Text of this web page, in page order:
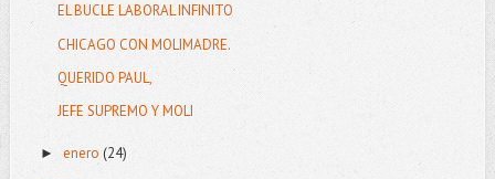
EL BUCLE LABORAL INFINITO
CHICAGO CON MOLIMADRE.
QUERIDO PAUL,
JEFE SUPREMO Y MOLI
► enero (24)